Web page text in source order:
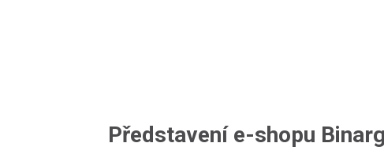
Představení e-shopu